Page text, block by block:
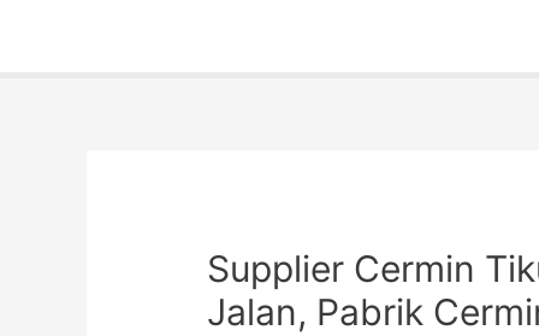
Supplier Cermin
Jalan, Pabrik